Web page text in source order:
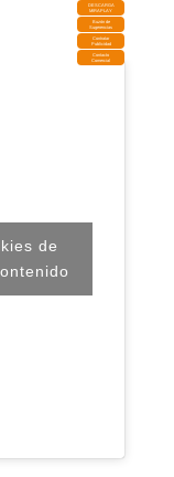
DESCARGA
MIRAPLAY
Buzón de
Sugerencias
Contratar
Publicidad
Contacto
Comercial
de